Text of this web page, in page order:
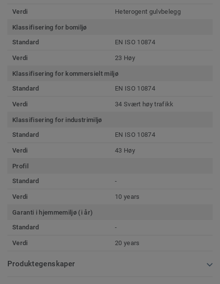
Verdi Heterogent gulvbelegg
Klassifisering for bomiljø
Standard
EN ISO 10874
Verdi 23 Høy
Klassifisering for kommersielt miljø
Standard
EN ISO 10874
Verdi 34 Svært høy trafikk
Klassifisering for industrimiljø
Standard
EN ISO 10874
Verdi 43 Høy
Profil
Standard
-
Verdi 10 years
Garanti i hjemmemiljø (i år)
Standard
-
Verdi 20 years
Produktegenskaper